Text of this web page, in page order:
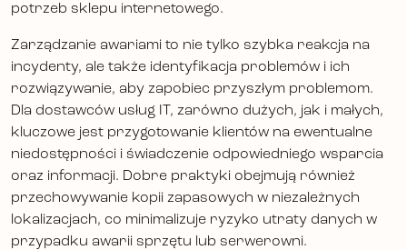
potrzeb sklepu internetowego.
Zarządzanie awariami to nie tylko szybka reakcja na
incydenty, ale także identyfikacja problemów i ich
rozwiązywanie, aby zapobiec przyszłym problemom.
Dla dostawców usług IT, zarówno dużych, jak i małych,
kluczowe jest przygotowanie klientów na ewentualne
niedostępności i świadczenie odpowiedniego wsparcia
oraz informacji. Dobre praktyki obejmują również
przechowywanie kopii zapasowych w niezależnych
lokalizacjach, co minimalizuje ryzyko utraty danych w
przypadku awarii sprzętu lub serwerowni.